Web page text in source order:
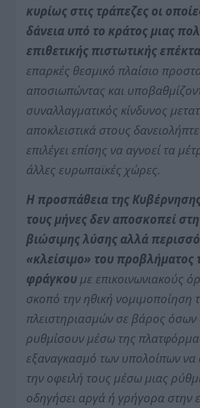
κυρίως στις τράπεζες οι
δάνεια υπό το κράτος μιας
επιθετικής πιστωτικής
επαρκές θεσμικό πλαίσιο
αποσιωπώντας και
συναλλαγματικός κίνδυνος
αποκλειστικά στους
επιλέγει επίσης να αγνοεί τα
άλλες ευρωπαϊκές χώρες.
Η προσπάθεια της
τους μήνες δεν αποσκοπεί
βιώσιμης λύσης αλλά
«κλείσιμο» του προβλήματος
φράγκου με επικοινωνιακούς
σκοπό την ηθική νομιμοποίηση
πλειστηριασμών σε βάρος
ρυθμίσουν μέσω της
εξαναγκασμό των υπολοίπων
την οφειλή τους μέσω μιας
οδηγήσει αργά ή γρήγορα στην